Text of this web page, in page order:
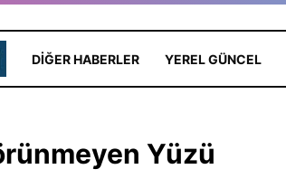
DIĞER HABERLER YEREL GÜNCEL
Yüzü